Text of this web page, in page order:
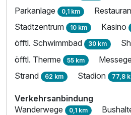
Parkanlage 0,1 km
Stadtzentrum 10 km Kasino
öfftl. Schwimmbad 30 km
öfftl. Therme 55 km
Strand 62 km Stadion 77,8
Verkehrsanbindung
Wanderwege 0,1 km